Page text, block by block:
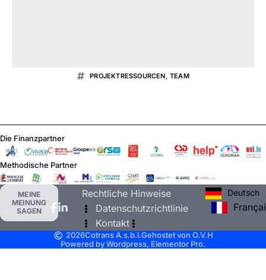
PROJEKTRESSOURCEN, TEAM
Die Finanzpartner
Methodische Partner
MEINE
MEINUNG
SAGEN
Rechtliche Hinweise
Datenschutzrichtlinie
Kontakt
Deutsch
2026Cotrans A.s.b.l.Gehostet von O.V.H
Powered by Wordpress, Elementor Pro.